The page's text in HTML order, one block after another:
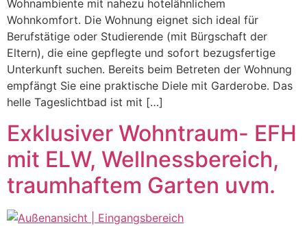
Wohnambiente mit nahezu hotelähnlichem
Wohnkomfort. Die Wohnung eignet sich ideal für
Berufstätige oder Studierende (mit Bürgschaft der
Eltern), die eine gepflegte und sofort bezugsfertige
Unterkunft suchen. Bereits beim Betreten der Wohnung
empfängt Sie eine praktische Diele mit Garderobe. Das
helle Tageslichtbad ist mit […]
Exklusiver Wohntraum- EFH
mit ELW, Wellnessbereich,
traumhaftem Garten uvm.